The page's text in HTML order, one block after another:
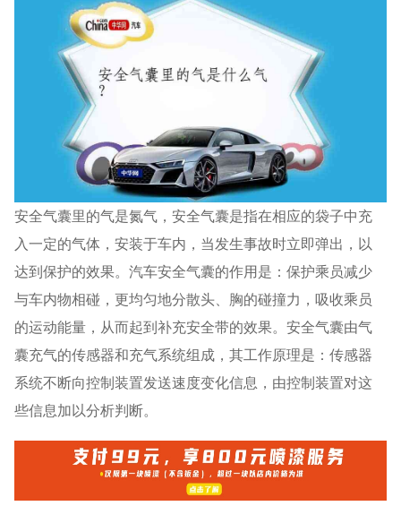
安全气囊里的气是氮气，安全气囊是指在相应的袋子中充
入一定的气体，安装于车内，当发生事故时立即弹出，以
达到保护的效果。汽车安全气囊的作用是：保护乘员减少
与车内物相碰，更均匀地分散头、胸的碰撞力，吸收乘员
的运动能量，从而起到补充安全带的效果。安全气囊由气
囊充气的传感器和充气系统组成，其工作原理是：传感器
系统不断向控制装置发送速度变化信息，由控制装置对这
些信息加以分析判断。